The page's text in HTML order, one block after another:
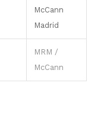
McCann
Madrid
MRM /
McCann